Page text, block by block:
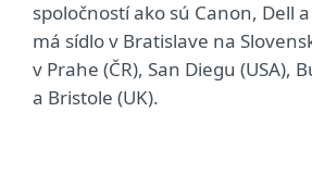
spoločností ako sú Canon, Dell a
má sídlo v Bratislave na
v Prahe (ČR), San Diegu (USA),
a Bristole (UK).